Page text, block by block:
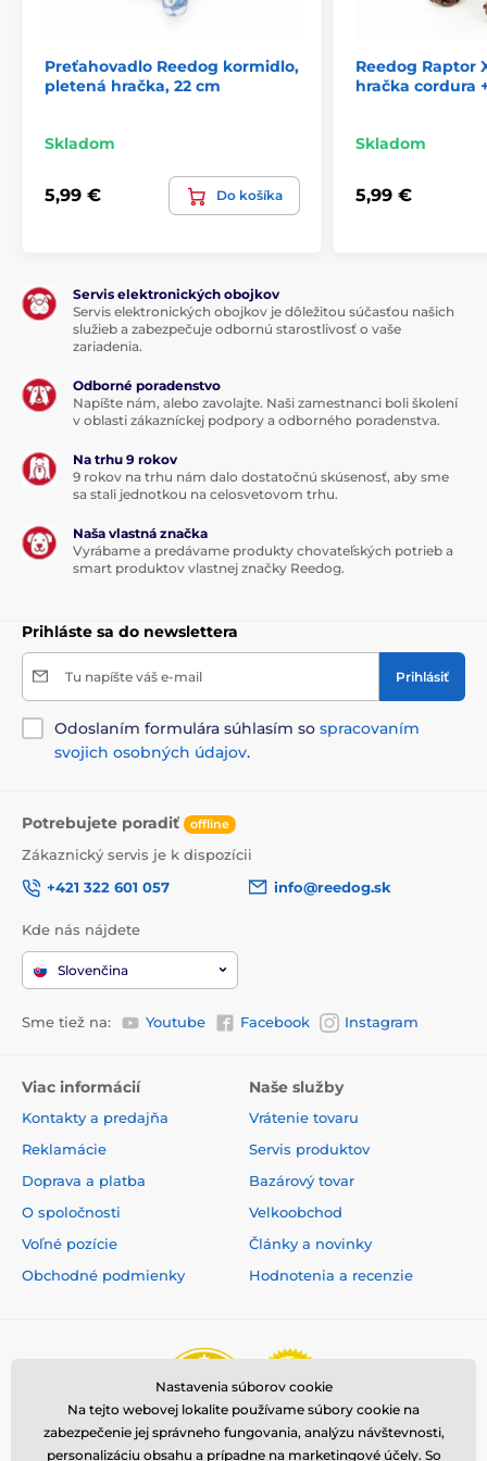
Preťahovadlo Reedog kormidlo,
pletená hračka, 22 cm
Skladom
5,99 € Do košíka
Reedog Raptor
hračka cordura
Skladom
5,99 €
Servis elektronických obojkov
Servis elektronických obojkov je dôležitou súčasťou našich
služieb a zabezpečuje odbornú starostlivosť o vaše
zariadenia.
Odborné poradenstvo
Napíšte nám, alebo zavolajte. Naši zamestnanci boli školení
v oblasti zákazníckej podpory a odborného poradenstva.
Na trhu 9 rokov
9 rokov na trhu nám dalo dostatočnú skúsenosť, aby sme
sa stali jednotkou na celosvetovom trhu.
Naša vlastná značka
Vyrábame a predávame produkty chovateľských potrieb a
smart produktov vlastnej značky Reedog.
Prihláste sa do newslettera
Tu napíšte váš e-mail Prihlásiť
Odoslaním formulára súhlasím so spracovaním
svojich osobných údajov.
Potrebujete poradiť offline
Zákaznický servis je k dispozícii
+421 322 601 057
info@reedog.sk
Kde nás nájdete
Slovenčina
Sme tiež na: Youtube Facebook Instagram
Viac informácií
Kontakty a predajňa
Reklamácie
Doprava a platba
O spoločnosti
Voľné pozície
Obchodné podmienky
Naše služby
Vrátenie tovaru
Servis produktov
Bazárový tovar
Velkoobchod
Články a novinky
Hodnotenia a recenzie
Nastavenia súborov cookie
Na tejto webovej lokalite používame súbory cookie na
zabezpečenie jej správneho fungovania, analýzu návštevnosti,
personalizáciu obsahu a prípadne na marketingové účely. So